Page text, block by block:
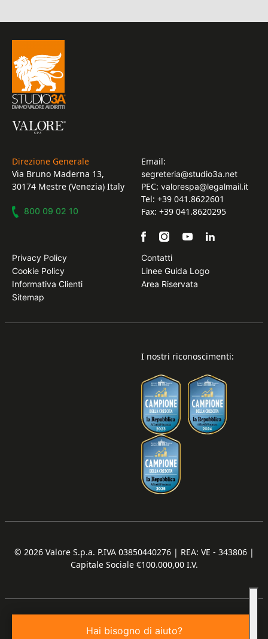
Hai bisogno di aiuto?
Direzione Generale
Via Bruno Maderna 13,
30174 Mestre (Venezia) Italy
800 09 02 10
Email:
segreteria@studio3a.net
PEC: valorespa@legalmail.it
Tel: +39 041.8622601
Fax: +39 041.8620295
Privacy Policy
Cookie Policy
Informativa Clienti
Sitemap
Contatti
Linee Guida Logo
Area Riservata
I nostri riconoscimenti:
© 2026 Valore S.p.a. P.IVA 03850440276 | REA: VE - 343806 |
Capitale Sociale €100.000,00 I.V.